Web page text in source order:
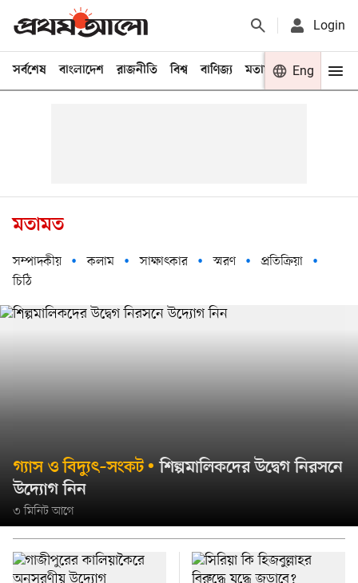
Login
সর্বশেষ বাংলাদেশ রাজনীতি বিশ্ব বাণিজ্য মতামত খেলা
Eng
মতামত
সম্পাদকীয় কলাম সাক্ষাৎকার স্মরণ
প্রতিক্রিয়া
চিঠি
গ্যাস ও বিদ্যুৎ–সংকট
শিল্পমালিকদের উদ্বেগ নিরসনে
উদ্যোগ নিন
৩ মিনিট আগে